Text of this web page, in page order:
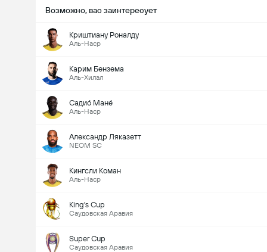
Возможно, вас заинтересует
Криштиану Роналду
Аль-Наср
Карим Бензема
Аль-Хилал
Садио́ Мане́
Аль-Наср
Александр Ляказетт
NEOM SC
Кингсли Коман
Аль-Наср
King's Cup
Саудовская Аравия
Super Cup
Саудовская Аравия